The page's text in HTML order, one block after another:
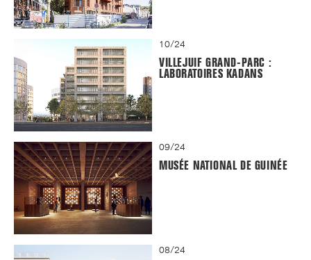
10/24
VILLEJUIF GRAND-PARC :
LABORATOIRES KADANS
09/24
MUSÉE NATIONAL DE GUINÉE
08/24